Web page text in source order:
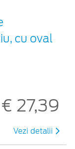
cu oval
€ 27,39
Vezi detalii